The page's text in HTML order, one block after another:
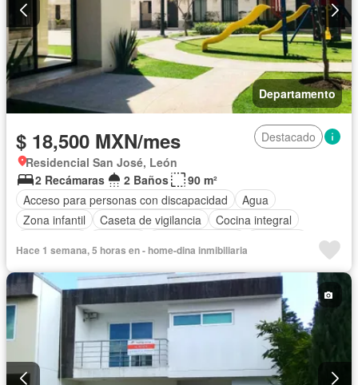
Departamento
$ 18,500 MXN/mes
Destacado
Residencial San José, León
2 Recámaras
2 Baños
90 m²
Acceso para personas con discapacidad
Agua
Zona infantil
Caseta de vigilancia
Cocina integral
Completamente amueblado
Hace 1 semana, 5 horas en - home-dina inmibiliaria